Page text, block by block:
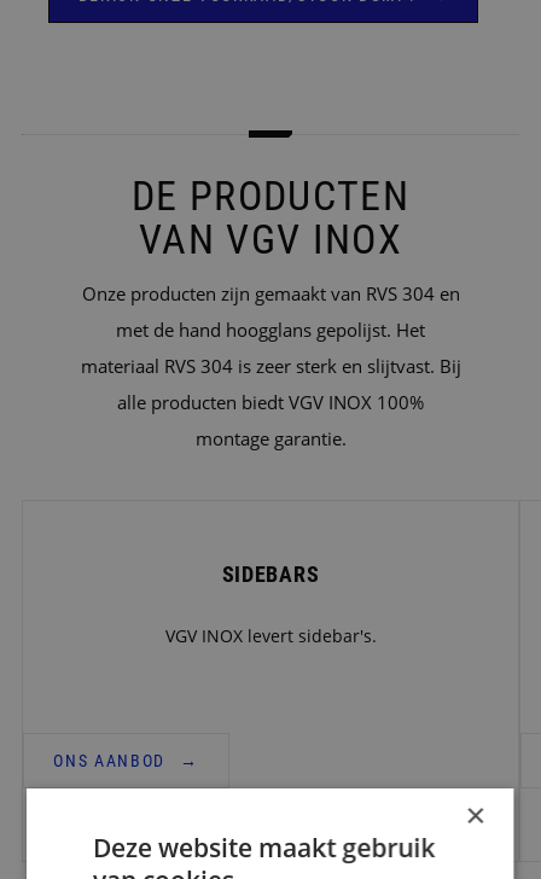
DE PRODUCTEN
VAN VGV INOX
Onze producten zijn gemaakt van RVS 304 en
met de hand hoogglans gepolijst. Het
materiaal RVS 304 is zeer sterk en slijtvast. Bij
alle producten biedt VGV INOX 100%
montage garantie.
SIDEBARS
VGV INOX levert sidebar's.
ONS AANBOD
×
Deze website maakt gebruik